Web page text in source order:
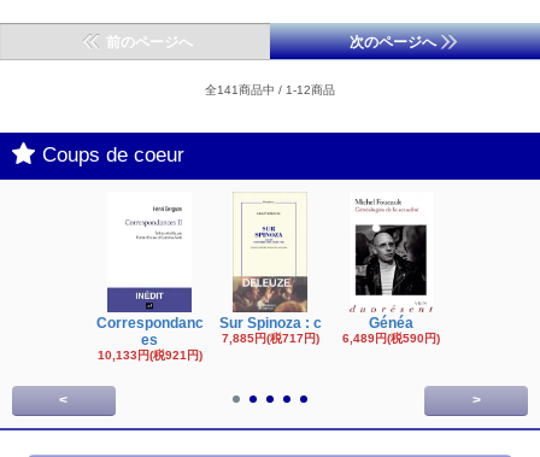
前のページへ 次のページへ
全141商品中 / 1-12商品
Coups de coeur
Correspondanc
es
10,133円(税921円)
Sur Spinoza : c
7,885円(税717円)
Généa
6,489円(税590円)
< >